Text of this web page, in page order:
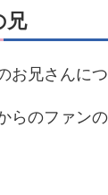
兄
お兄さんに
らのファン